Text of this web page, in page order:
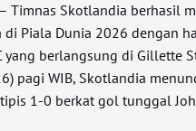
– Timnas Skotlandia berhasil
di Piala Dunia 2026 dengan
yang berlangsung di Gillette
pagi WIB, Skotlandia
1-0 berkat gol tunggal